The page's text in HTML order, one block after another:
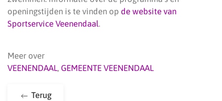
openingstijden is te vinden op de website van
Sportservice Veenendaal.
Meer over
VEENENDAAL, GEMEENTE VEENENDAAL
Terug